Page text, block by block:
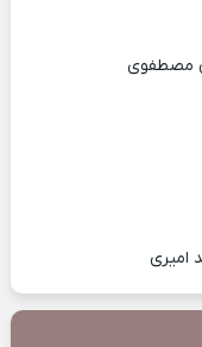
مصطفوی
امیری